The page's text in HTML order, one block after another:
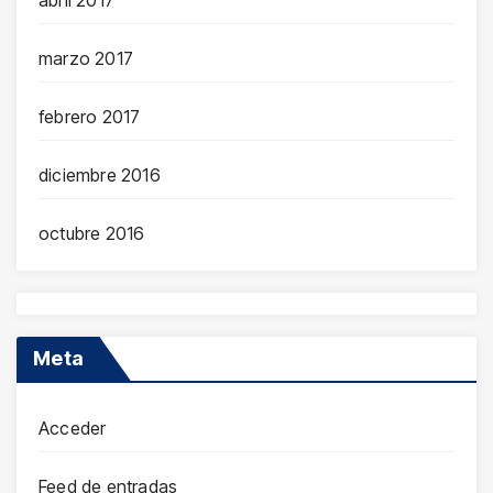
marzo 2017
febrero 2017
diciembre 2016
octubre 2016
Meta
Acceder
Feed de entradas